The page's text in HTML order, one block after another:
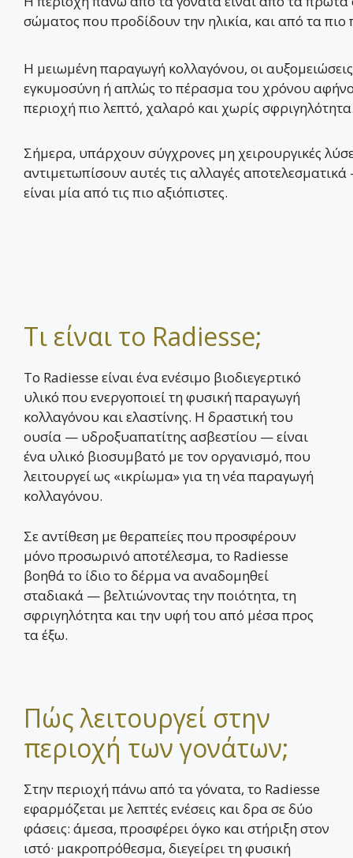
σώματος που προδίδουν την ηλικία, και από τα
Η μειωμένη παραγωγή κολλαγόνου, οι
εγκυμοσύνη ή απλώς το πέρασμα του χρόνου
περιοχή πιο λεπτό, χαλαρό και χωρίς
Σήμερα, υπάρχουν σύγχρονες μη χειρουργικές
αντιμετωπίσουν αυτές τις αλλαγές
είναι μία από τις πιο αξιόπιστες.
Τι είναι το Radiesse;
Το Radiesse είναι ένα ενέσιμο βιοδιεγερτικό
υλικό που ενεργοποιεί τη φυσική παραγωγή
κολλαγόνου και ελαστίνης. Η δραστική του
ουσία — υδροξυαπατίτης ασβεστίου — είναι
ένα υλικό βιοσυμβατό με τον οργανισμό, που
λειτουργεί ως «ικρίωμα» για τη νέα παραγωγή
κολλαγόνου.
Σε αντίθεση με θεραπείες που προσφέρουν
μόνο προσωρινό αποτέλεσμα, το Radiesse
βοηθά το ίδιο το δέρμα να αναδομηθεί
σταδιακά — βελτιώνοντας την ποιότητα, τη
σφριγηλότητα και την υφή του από μέσα προς
τα έξω.
Πώς λειτουργεί στην
περιοχή των γονάτων;
Στην περιοχή πάνω από τα γόνατα, το Radiesse
εφαρμόζεται με λεπτές ενέσεις και δρα σε δύο
φάσεις: άμεσα, προσφέρει όγκο και στήριξη στον
ιστό· μακροπρόθεσμα, διεγείρει τη φυσική